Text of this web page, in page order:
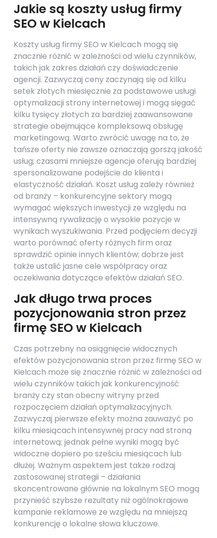
Jakie są koszty usług firmy
SEO w Kielcach
Koszty usług firmy SEO w Kielcach mogą się
znacznie różnić w zależności od wielu czynników,
takich jak zakres działań czy doświadczenie
agencji. Zazwyczaj ceny zaczynają się od kilku
setek złotych miesięcznie za podstawowe usługi
optymalizacji strony internetowej i mogą sięgać
kilku tysięcy złotych za bardziej zaawansowane
strategie obejmujące kompleksową obsługę
marketingową. Warto zwrócić uwagę na to, że
tańsze oferty nie zawsze oznaczają gorszą jakość
usług; czasami mniejsze agencje oferują bardziej
spersonalizowane podejście do klienta i
elastyczność działań. Koszt usług zależy również
od branży – konkurencyjne sektory mogą
wymagać większych inwestycji ze względu na
intensywną rywalizację o wysokie pozycje w
wynikach wyszukiwania. Przed podjęciem decyzji
warto porównać oferty różnych firm oraz
sprawdzić opinie innych klientów; dobrze jest
także ustalić jasne cele współpracy oraz
oczekiwania dotyczące efektów działań SEO.
Jak długo trwa proces
pozycjonowania stron przez
firmę SEO w Kielcach
Czas potrzebny na osiągnięcie widocznych
efektów pozycjonowania stron przez firmę SEO w
Kielcach może się znacznie różnić w zależności od
wielu czynników takich jak konkurencyjność
branży czy stan obecny witryny przed
rozpoczęciem działań optymalizacyjnych.
Zazwyczaj pierwsze efekty można zauważyć po
kilku miesiącach intensywnej pracy nad stroną
internetową; jednak pełne wyniki mogą być
widoczne dopiero po sześciu miesiącach lub
dłużej. Ważnym aspektem jest także rodzaj
zastosowanej strategii – działania
skoncentrowane głównie na lokalnym SEO mogą
przynieść szybsze rezultaty niż ogólnokrajowe
kampanie reklamowe ze względu na mniejszą
konkurencję o lokalne słowa kluczowe.